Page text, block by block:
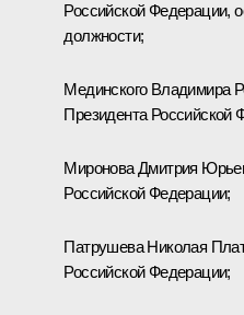
Российской Федерации,
должности;
МединскогоВладимира
Президента Российской
МироноваДмитрия
Российской Федерации;
ПатрушеваНиколая
Российской Федерации;